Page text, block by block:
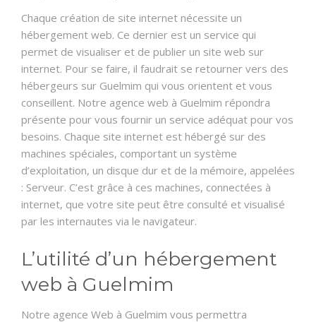
Chaque création de site internet nécessite un
hébergement web. Ce dernier est un service qui
permet de visualiser et de publier un site web sur
internet. Pour se faire, il faudrait se retourner vers des
hébergeurs sur Guelmim qui vous orientent et vous
conseillent. Notre agence web à Guelmim répondra
présente pour vous fournir un service adéquat pour vos
besoins. Chaque site internet est hébergé sur des
machines spéciales, comportant un système
d’exploitation, un disque dur et de la mémoire, appelées
: Serveur. C’est grâce à ces machines, connectées à
internet, que votre site peut être consulté et visualisé
par les internautes via le navigateur.
L’utilité d’un hébergement
web à Guelmim
Notre agence Web à Guelmim vous permettra